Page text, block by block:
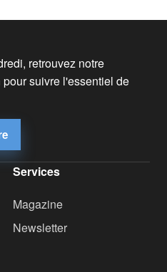
retrouvez notre
suivre l'essentiel de
Services
Magazine
Newsletter